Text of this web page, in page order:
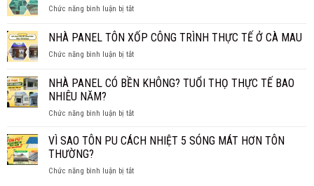
TRẦN
THỐNG?
4
GIA
NHỎ
NHANH
Chức năng bình luận bị tắtở
XPS
CÁCH
ÂM
SÀN,
NHÀ PANEL TÔN XỐP CÔNG TRÌNH THỰC TẾ Ở CÀ MAU
Chức năng bình luận bị tắtở
PANEL
TÔN
CÔNG
THỰC
CÀ
NHÀ PANEL CÓ BỀN KHÔNG? TUỔI THỌ THỰC TẾ BAO
NHIÊU NĂM?
Chức năng bình luận bị tắtở
PANEL
KHÔNG?
VÌ SAO TÔN PU CÁCH NHIỆT 5 SÓNG MÁT HƠN TÔN
THƯỜNG?
Chức năng bình luận bị tắtở